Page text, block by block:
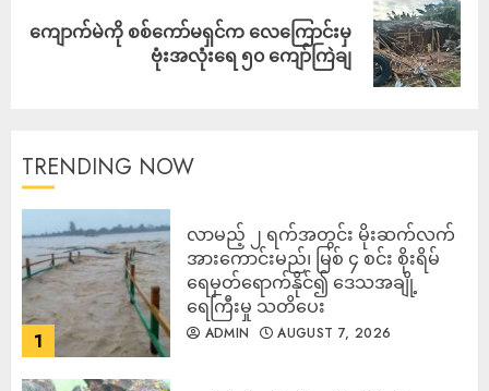
ကျောက်မဲကို စစ်ကော်မရှင်က လေကြောင်းမှ
ဗုံးအလုံးရေ ၅၀ ကျော်ကြဲချ
TRENDING NOW
1
လာမည့် ၂ ရက်အတွင်း မိုးဆက်လက်
အားကောင်းမည်၊ မြစ် ၄ စင်း စိုးရိမ်
ရေမှတ်ရောက်နိုင်၍ ဒေသအချို့
ရေကြီးမှု သတိပေး
ADMIN AUGUST 7, 2026